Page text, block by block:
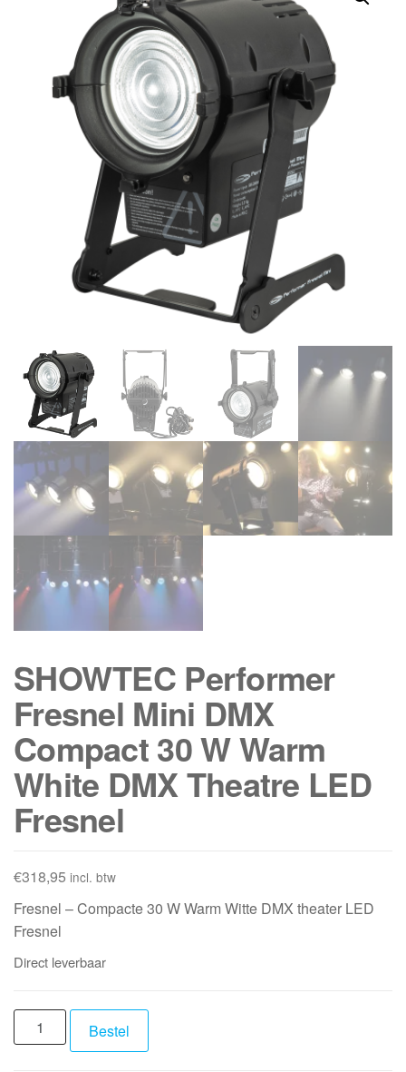
SHOWTEC Performer
Fresnel Mini DMX
Compact 30 W Warm
White DMX Theatre LED
Fresnel
€318,95 incl. btw
Fresnel – Compacte 30 W Warm Witte DMX theater LED
Fresnel
Direct leverbaar
SHOWTEC
Performer
Bestel